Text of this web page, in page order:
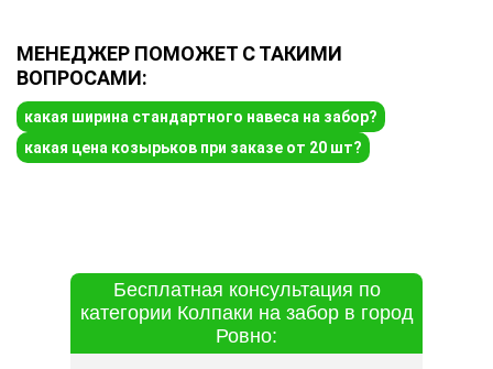
МЕНЕДЖЕР ПОМОЖЕТ С ТАКИМИ
ВОПРОСАМИ:
какая ширина стандартного навеса на забор?
какая цена козырьков при заказе от 20 шт?
Бесплатная консультация по
категории Колпаки на забор в город
Ровно: